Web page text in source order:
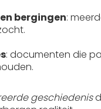
en bergingen:
: documenten die
geschiedenis